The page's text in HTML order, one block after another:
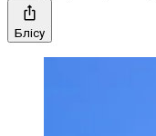
Бөлісу